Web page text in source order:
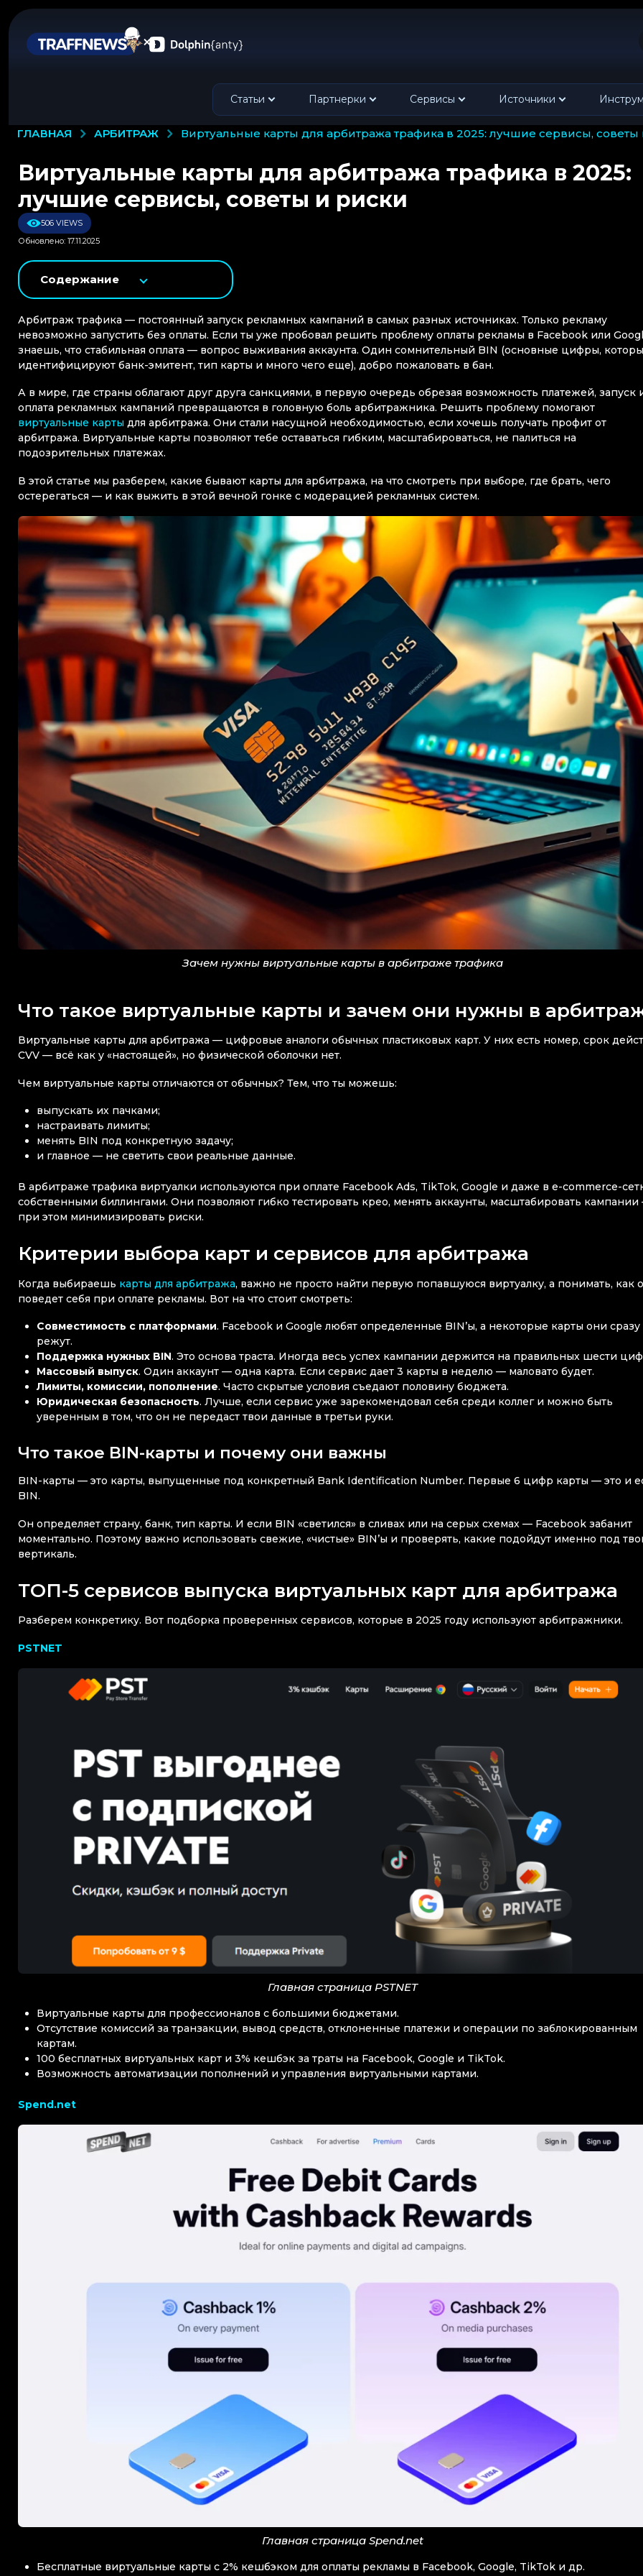
Статьи Партнерки Сервисы Источники
ГЛАВНАЯ АРБИТРАЖ виртуальные карты для арбитража трафика в 2025: лучшие сервисы, советы
Виртуальные карты для арбитража трафика в 2025:
лучшие сервисы, советы и риски
506 VIEWS
Обновлено: 17.11.2025
Содержание
Арбитраж трафика — постоянный запуск рекламных кампаний в самых разных источниках. Только рекламу
невозможно запустить без оплаты. Если ты уже пробовал решить проблему оплаты рекламы в Facebook или
знаешь, что стабильная оплата — вопрос выживания аккаунта. Один сомнительный BIN (основные цифры,
идентифицируют банк-эмитент, тип карты и много чего еще), добро пожаловать в бан.
А в мире, где страны облагают друг друга санкциями, в первую очередь обрезая возможность платежей, запуск
оплата рекламных кампаний превращаются в головную боль арбитражника. Решить проблему помогают
виртуальные карты для арбитража. Они стали насущной необходимостью, если хочешь получать профит от
арбитража. Виртуальные карты позволяют тебе оставаться гибким, масштабироваться, не палиться на
подозрительных платежах.
В этой статье мы разберем, какие бывают карты для арбитража, на что смотреть при выборе, где брать, чего
остерегаться — и как выжить в этой вечной гонке с модерацией рекламных систем.
Зачем нужны виртуальные карты в арбитраже трафика
Что такое виртуальные карты и зачем они нужны в
Виртуальные карты для арбитража — цифровые аналоги обычных пластиковых карт. У них есть номер, срок
CVV — всё как у «настоящей», но физической оболочки нет.
Чем виртуальные карты отличаются от обычных? Тем, что ты можешь:
выпускать их пачками;
настраивать лимиты;
менять BIN под конкретную задачу;
и главное — не светить свои реальные данные.
В арбитраже трафика виртуалки используются при оплате Facebook Ads, TikTok, Google и даже в e-commerce-
собственными биллингами. Они позволяют гибко тестировать крео, менять аккаунты, масштабировать
при этом минимизировать риски.
Критерии выбора карт и сервисов для арбитража
Когда выбираешь карты для арбитража, важно не просто найти первую попавшуюся виртуалку, а понимать, как
поведет себя при оплате рекламы. Вот на что стоит смотреть:
Cовместимость с платформами. Facebook и Google любят определенные BIN’ы, а некоторые карты они сразу
режут.
Поддержка нужных BIN. Это основа траста. Иногда весь успех кампании держится на правильных шести
Массовый выпуск. Один аккаунт — одна карта. Если сервис дает 3 карты в неделю — маловато будет.
Лимиты, комиссии, пополнение. Часто скрытые условия съедают половину бюджета.
Юридическая безопасность. Лучше, если сервис уже зарекомендовал себя среди коллег и можно быть
уверенным в том, что он не передаст твои данные в третьи руки.
Что такое BIN-карты и почему они важны
BIN-карты — это карты, выпущенные под конкретный Bank Identification Number. Первые 6 цифр карты — это и
BIN.
Он определяет страну, банк, тип карты. И если BIN «светился» в сливах или на серых схемах — Facebook забанит
моментально. Поэтому важно использовать свежие, «чистые» BIN’ы и проверять, какие подойдут именно под
вертикаль.
ТОП-5 сервисов выпуска виртуальных карт для арбитража
Разберем конкретику. Вот подборка проверенных сервисов, которые в 2025 году используют арбитражники.
PSTNET
Главная страница PSTNET
Виртуальные карты для профессионалов с большими бюджетами.
Отсутствие комиссий за транзакции, вывод средств, отклоненные платежи и операции по заблокированным
картам.
100 бесплатных виртуальных карт и 3% кешбэк за траты на Facebook, Google и TikTok.
Возможность автоматизации пополнений и управления виртуальными картами.
Spend.net
Главная страница Spend.net
Бесплатные виртуальные карты с 2% кешбэком для оплаты рекламы в Facebook, Google, TikTok и др.